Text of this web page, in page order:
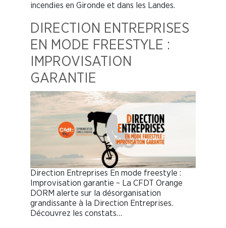
incendies en Gironde et dans les Landes.
DIRECTION ENTREPRISES
EN MODE FREESTYLE :
IMPROVISATION
GARANTIE
Direction Entreprises En mode freestyle :
Improvisation garantie – La CFDT Orange
DORM alerte sur la désorganisation
grandissante à la Direction Entreprises.
Découvrez les constats…